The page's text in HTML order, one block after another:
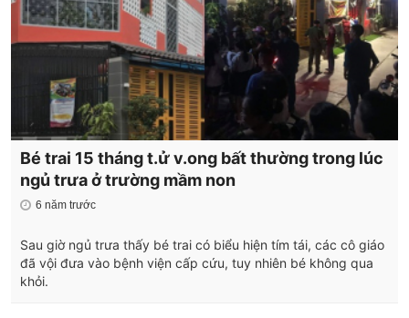
Bé trai 15 tháng t.ử v.ong bất thường trong lúc
ngủ trưa ở trường mầm non
6 năm trước
Sau giờ ngủ trưa thấy bé trai có biểu hiện tím tái, các cô giáo
đã vội đưa vào bệnh viện cấp cứu, tuy nhiên bé không qua
khỏi.